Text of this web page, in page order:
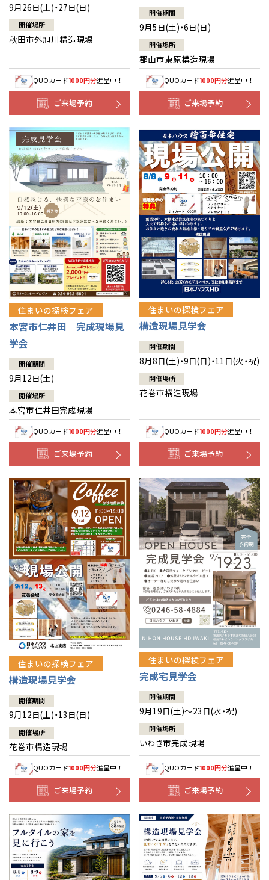
9月26日(土)・27日(日)
開催場所
秋田市外旭川構造現場
QUOカード1000円分進呈中！
ご来場予約
開催期間
9月5日(土)・6日(日)
開催場所
郡山市東原構造現場
QUOカード1000円分進呈中！
ご来場予約
住まいの探検フェア
本宮市仁井田 完成現場見
学会
開催期間
9月12日(土)
開催場所
本宮市仁井田完成現場
QUOカード1000円分進呈中！
ご来場予約
住まいの探検フェア
構造現場見学会
開催期間
8月8日(土)・9日(日)・11日(火・祝)
開催場所
花巻市構造現場
QUOカード1000円分進呈中！
ご来場予約
住まいの探検フェア
構造現場見学会
開催期間
9月12日(土)・13日(日)
開催場所
花巻市構造現場
QUOカード1000円分進呈中！
ご来場予約
住まいの探検フェア
完成宅見学会
開催期間
9月19日(土)～23日(水・祝)
開催場所
いわき市完成現場
QUOカード1000円分進呈中！
ご来場予約